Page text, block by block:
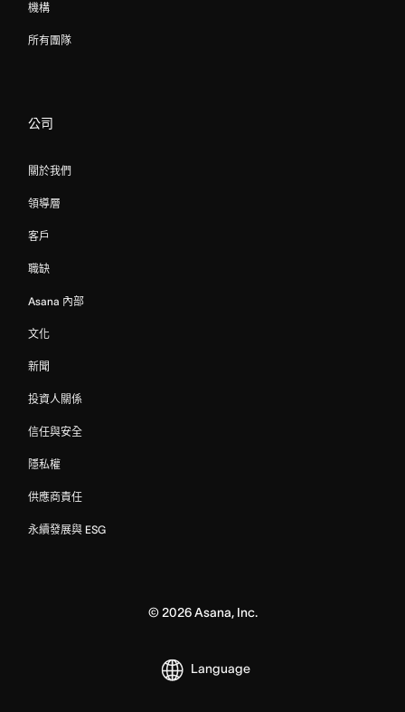
機構
所有團隊
公司
關於我們
領導層
客戶
職缺
Asana 內部
文化
新聞
投資人關係
信任與安全
隱私權
供應商責任
永續發展與 ESG
© 2026Asana, Inc.
Language